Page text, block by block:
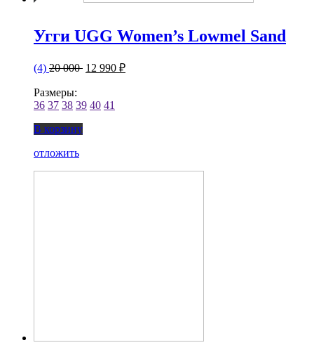
Угги UGG Women’s Lowmel Sand
(4) 20 000 12 990 ₽
Размеры:
36 37 38 39 40 41
В корзину
отложить